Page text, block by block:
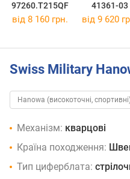
97260.T215QF
41361-03
від 8 160 грн. від 9 620
Swiss Military
Hanowa (високоточні,
Механізм: кварцові
Країна походження:
Тип циферблата: